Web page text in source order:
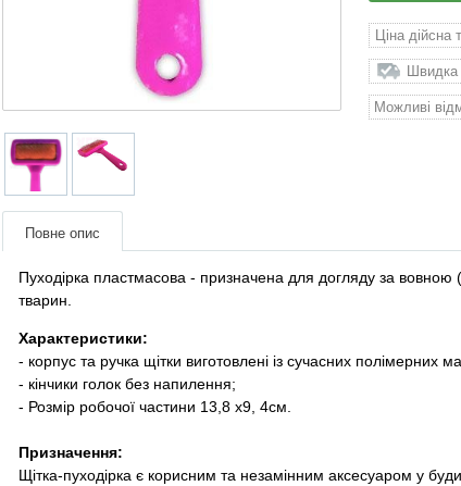
Ціна дійсна
Швидка
Можливі
Повне опис
Пуходірка пластмасова - призначена для догляду за вовною
тварин.
Характеристики:
- корпус та ручка щітки виготовлені із сучасних полімерних
- кінчики голок без напилення;
- Розмір робочої частини 13,8 х9, 4см.
Призначення:
Щітка-пуходірка є корисним та незамінним аксесуаром у